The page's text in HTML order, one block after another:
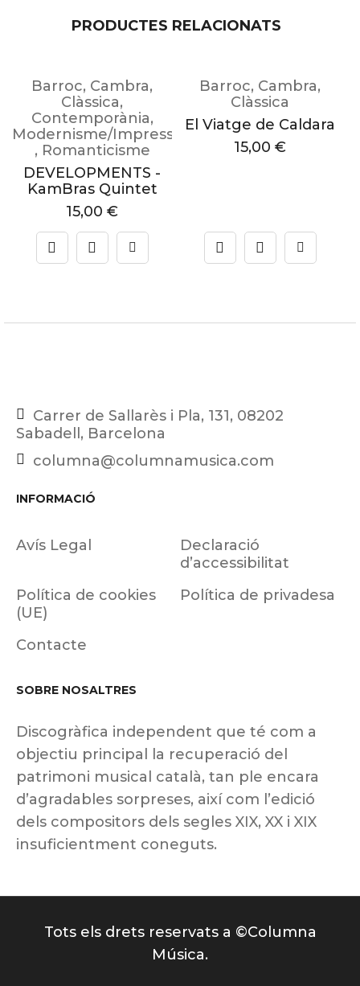
PRODUCTES RELACIONATS
Barroc, Cambra,
Clàssica,
Contemporània,
Modernisme/Impressionisme
, Romanticisme
DEVELOPMENTS -
KamBras Quintet
15,00 €
Barroc, Cambra,
Clàssica
El Viatge de Caldara
15,00 €
Carrer de Sallarès i Pla, 131, 08202
Sabadell, Barcelona
columna@columnamusica.com
INFORMACIÓ
Avís Legal
Declaració
d’accessibilitat
Política de cookies
(UE)
Política de privadesa
Contacte
SOBRE NOSALTRES
Discogràfica independent que té com a
objectiu principal la recuperació del
patrimoni musical català, tan ple encara
d’agradables sorpreses, així com l’edició
dels compositors dels segles XIX, XX i XIX
insuficientment coneguts.
Tots els drets reservats a ©Columna
Música.